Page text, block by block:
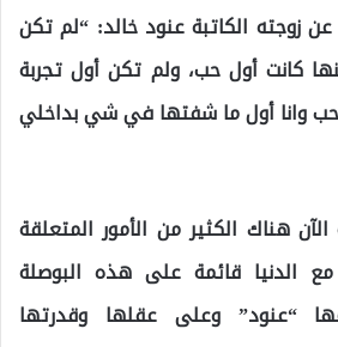
زوجته الكاتبة عنود خالد: “لم تكن
كانت أول حب، ولم تكن أول تجربة
وانا أول ما شفتها في شي بداخلي
هناك الكثير من الأمور المتعلقة
الدنيا قائمة على هذه البوصلة
“عنود” وعلى عقلها وقدرتها